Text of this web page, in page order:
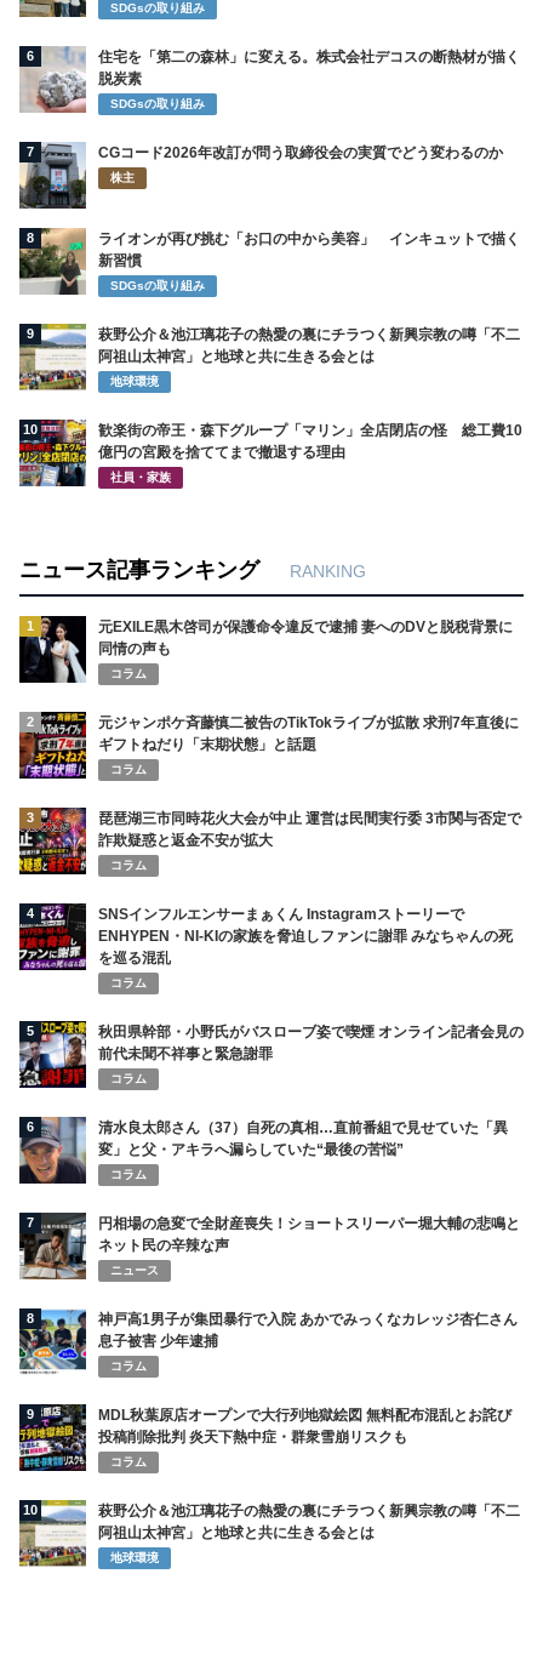
SDGsの取り組み
6
住宅を「第二の森林」に変える。株式会社デコスの断熱材が描く
脱炭素
SDGsの取り組み
7 CGコード2026年改訂が問う取締役会の実質でどう変わるのか
株主
8
ライオンが再び挑む「お口の中から美容」 インキュットで描く
新習慣
SDGsの取り組み
9
萩野公介＆池江璃花子の熱愛の裏にチラつく新興宗教の噂「不二
阿祖山太神宮」と地球と共に生きる会とは
地球環境
10
歓楽街の帝王・森下グループ「マリン」全店閉店の怪 総工費10
億円の宮殿を捨ててまで撤退する理由
社員・家族
ニュース記事ランキング RANKING
1
元EXILE黒木啓司が保護命令違反で逮捕 妻へのDVと脱税背景に
同情の声も
コラム
2
元ジャンポケ斉藤慎二被告のTikTokライブが拡散 求刑7年直後に
ギフトねだり「末期状態」と話題
コラム
3
琵琶湖三市同時花火大会が中止 運営は民間実行委 3市関与否定で
詐欺疑惑と返金不安が拡大
コラム
4
SNSインフルエンサーまぁくん Instagramストーリーで
ENHYPEN・NI-KIの家族を脅迫しファンに謝罪 みなちゃんの死
を巡る混乱
コラム
5
秋田県幹部・小野氏がバスローブ姿で喫煙 オンライン記者会見の
前代未聞不祥事と緊急謝罪
コラム
6
清水良太郎さん（37）自死の真相…直前番組で見せていた「異
変」と父・アキラへ漏らしていた“最後の苦悩”
コラム
7
円相場の急変で全財産喪失！ショートスリーパー堀大輔の悲鳴と
ネット民の辛辣な声
ニュース
8
神戸高1男子が集団暴行で入院 あかでみっくなカレッジ杏仁さん
息子被害 少年逮捕
コラム
9
MDL秋葉原店オープンで大行列地獄絵図 無料配布混乱とお詫び
投稿削除批判 炎天下熱中症・群衆雪崩リスクも
コラム
10
萩野公介＆池江璃花子の熱愛の裏にチラつく新興宗教の噂「不二
阿祖山太神宮」と地球と共に生きる会とは
地球環境